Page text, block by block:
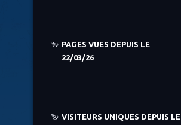
PAGES VUES DEPUIS LE
22/03/26
VISITEURS UNIQUES DEPUIS LE